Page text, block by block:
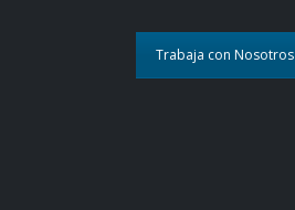
Trabaja con Nosotros